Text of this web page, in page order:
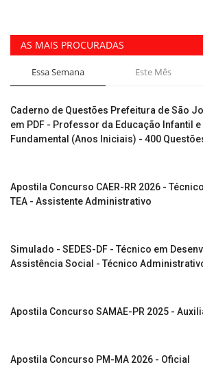
AS MAIS PROCURADAS
Essa Semana Este Mês
Caderno de Questões Prefeitura de São
em PDF - Professor da Educação Infantil
Fundamental (Anos Iniciais) - 400
Apostila Concurso CAER-RR 2026 -
TEA - Assistente Administrativo
Simulado - SEDES-DF - Técnico em
Assistência Social - Técnico
Apostila Concurso SAMAE-PR 2025 -
Apostila Concurso PM-MA 2026 - Oficial